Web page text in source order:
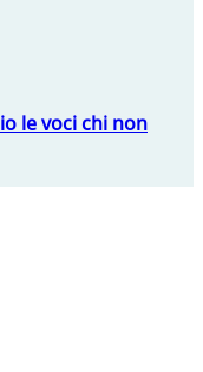
le voci chi non